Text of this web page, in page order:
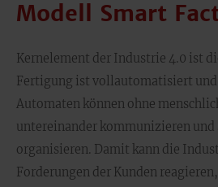
Modell Smart
Kernelement der Industrie 4.0 ist
Fertigung ist vollautomatisiert
Automaten können ohne
untereinander kommunizieren und
organisieren. Damit kann die
Forderungen der Kunden